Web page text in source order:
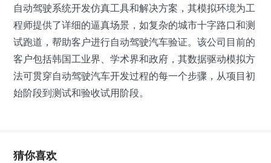
自动驾驶系统开发仿真工具和解决方案，其模拟环境为工
程师提供了详细的逼真场景，如复杂的城市十字路口和测
试跑道，帮助客户进行自动驾驶汽车验证。该公司目前的
客户包括韩国工业界、学术界和政府，其数据驱动模拟方
法可贯穿自动驾驶汽车开发过程的每一个步骤，从项目初
始阶段到测试和验收试用阶段。
猜你喜欢